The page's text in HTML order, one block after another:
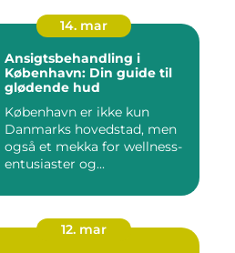
14. mar
Ansigtsbehandling i
København: Din guide til
glødende hud
København er ikke kun
Danmarks hovedstad, men
også et mekka for wellness-
entusiaster og...
12. mar